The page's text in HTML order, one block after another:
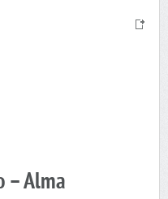
– Alma